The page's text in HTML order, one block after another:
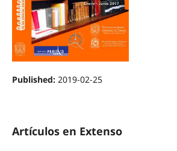
Published: 2019-02-25
Artículos en Extenso